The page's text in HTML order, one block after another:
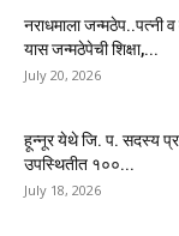
नराधमाला जन्मठेप..पत्नी
यास जन्मठेपेची शिक्षा,...
July 20, 2026
हून्नूर येथे जि. प. सदस्य
उपस्थितीत १००...
July 18, 2026